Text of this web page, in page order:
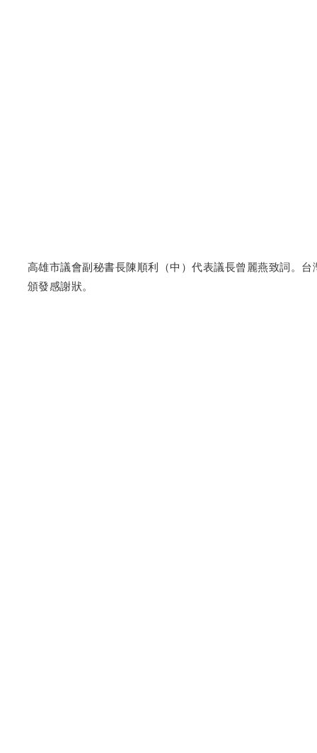
高雄市議會副秘書長陳順利（中）代表議長曾麗燕致詞。
頒發感謝狀。